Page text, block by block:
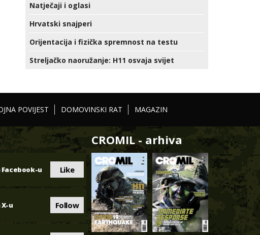
Natječaji i oglasi
Hrvatski snajperi
Orijentacija i fizička spremnost na testu
Streljačko naoružanje: H11 osvaja svijet
POVIJEST DOMOVINSKI RAT MAGAZIN
u Like
u Follow
CROMIL - arhiva